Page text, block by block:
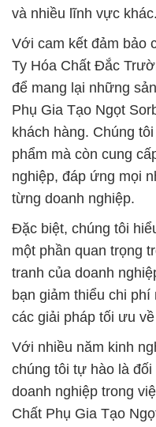
và nhiều lĩnh vực khác.
Với cam kết đảm bảo
Ty Hóa Chất Đắc
để mang lại những
Phụ Gia Tạo Ngọt
khách hàng. Chúng
phẩm mà còn cung
nghiệp, đáp ứng mọi
từng doanh nghiệp.
Đặc biệt, chúng tôi
một phần quan trọng
tranh của doanh
bạn giảm thiểu chi
các giải pháp tối ưu
Với nhiều năm kinh
chúng tôi tự hào là
doanh nghiệp trong
Chất Phụ Gia Tạo